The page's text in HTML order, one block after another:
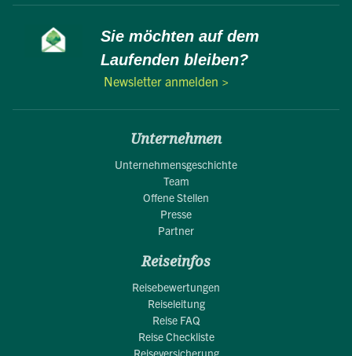
Sie möchten auf dem
Laufenden bleiben?
Newsletter anmelden >
Unternehmen
Unternehmensgeschichte
Team
Offene Stellen
Presse
Partner
Reiseinfos
Reisebewertungen
Reiseleitung
Reise FAQ
Reise Checkliste
Reiseversicherung